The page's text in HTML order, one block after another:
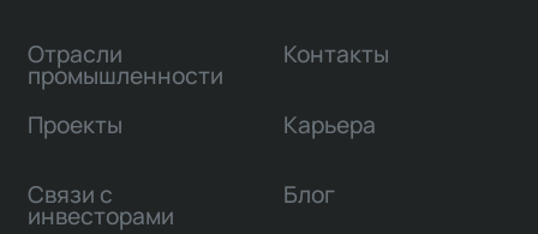
Отрасли
промышленности
Проекты
Связи с
инвесторами
Контакты
Карьера
Блог